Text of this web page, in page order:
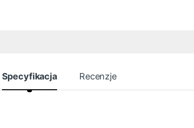
Specyfikacja Recenzje